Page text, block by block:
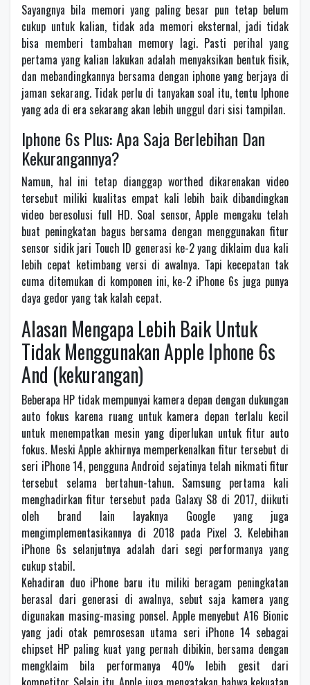
Sayangnya bila memori yang paling besar pun tetap belum
cukup untuk kalian, tidak ada memori eksternal, jadi tidak
bisa memberi tambahan memory lagi. Pasti perihal yang
pertama yang kalian lakukan adalah menyaksikan bentuk fisik,
dan mebandingkannya bersama dengan iphone yang berjaya di
jaman sekarang. Tidak perlu di tanyakan soal itu, tentu Iphone
yang ada di era sekarang akan lebih unggul dari sisi tampilan.
Iphone 6s Plus: Apa Saja Berlebihan Dan
Kekurangannya?
Namun, hal ini tetap dianggap worthed dikarenakan video
tersebut miliki kualitas empat kali lebih baik dibandingkan
video beresolusi full HD. Soal sensor, Apple mengaku telah
buat peningkatan bagus bersama dengan menggunakan fitur
sensor sidik jari Touch ID generasi ke-2 yang diklaim dua kali
lebih cepat ketimbang versi di awalnya. Tapi kecepatan tak
cuma ditemukan di komponen ini, ke-2 iPhone 6s juga punya
daya gedor yang tak kalah cepat.
Alasan Mengapa Lebih Baik Untuk
Tidak Menggunakan Apple Iphone 6s
And (kekurangan)
Beberapa HP tidak mempunyai kamera depan dengan dukungan
auto fokus karena ruang untuk kamera depan terlalu kecil
untuk menempatkan mesin yang diperlukan untuk fitur auto
fokus. Meski Apple akhirnya memperkenalkan fitur tersebut di
seri iPhone 14, pengguna Android sejatinya telah nikmati fitur
tersebut selama bertahun-tahun. Samsung pertama kali
menghadirkan fitur tersebut pada Galaxy S8 di 2017, diikuti
oleh brand lain layaknya Google yang juga
mengimplementasikannya di 2018 pada Pixel 3. Kelebihan
iPhone 6s selanjutnya adalah dari segi performanya yang
cukup stabil.
Kehadiran duo iPhone baru itu miliki beragam peningkatan
berasal dari generasi di awalnya, sebut saja kamera yang
digunakan masing-masing ponsel. Apple menyebut A16 Bionic
yang jadi otak pemrosesan utama seri iPhone 14 sebagai
chipset HP paling kuat yang pernah dibikin, bersama dengan
mengklaim bila performanya 40% lebih gesit dari